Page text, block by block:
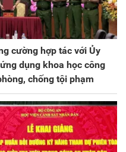
cường hợp tác với Ủy
dụng khoa học công
chống tội phạm